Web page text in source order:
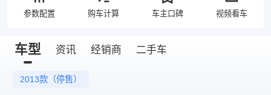
参数配置 购车计算 车主口碑 视频看车
车型 资讯 经销商 二手车
2013款（停售）